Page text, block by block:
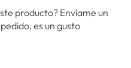
producto? Envíame un
es un gusto